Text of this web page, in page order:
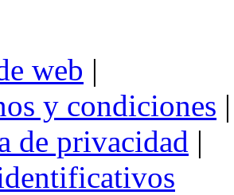
web |
y condiciones |
de privacidad |